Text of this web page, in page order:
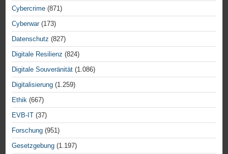
Cybercrime (871)
Cyberwar(173)
Datenschutz (827)
Digitale Resilienz (824)
Digitale Souveränität (1.086)
Digitalisierung (1.259)
Ethik (667)
EVB-IT (37)
Forschung (951)
Gesetzgebung (1.197)